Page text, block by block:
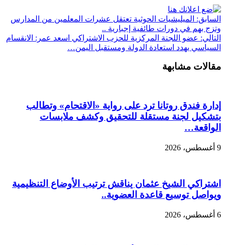
السابق: الميليشيات الحوثية تعتقل عشرات المعلمين من المدارس
وتزج بهم في دورات طائفية إجبارية ..
التالي: عضو اللجنة المركزية للحزب الاشتراكي اسعد عمر: الانقسام
السياسي يهدد استعادة الدولة ومستقبل اليمن…
مقالات مشابهة
إدارة فندق روتانا ترد على رواية «الاقتحام» وتطالب
بتشكيل لجنة مستقلة للتحقيق وكشف ملابسات
الواقعة…
9 أغسطس، 2026
اشتراكي الشيخ عثمان يناقش ترتيب الأوضاع التنظيمية
ويواصل توسيع قاعدة العضوية..
6 أغسطس، 2026